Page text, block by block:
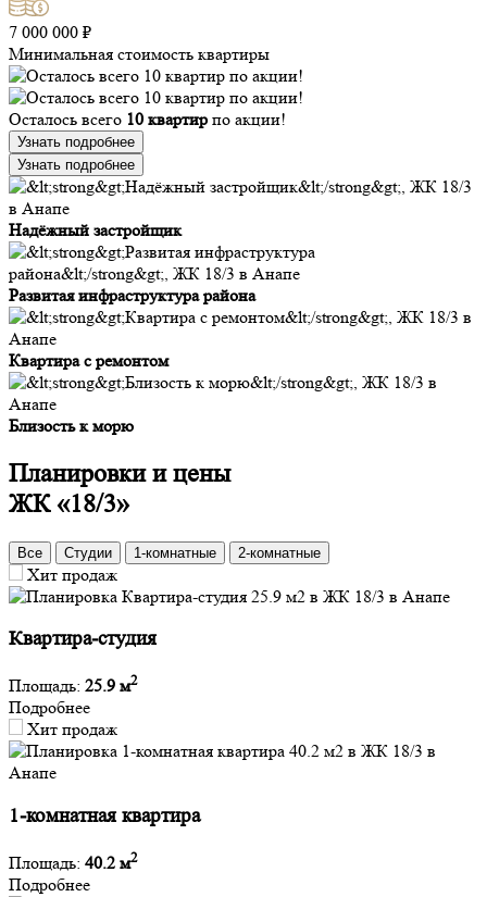
7 000 000 ₽
Минимальная стоимость квартиры
Осталось всего 10 квартир по акции!
Узнать подробнее
Узнать подробнее
Надёжный застройщик
Развитая инфраструктура района
Квартира с ремонтом
Близость к морю
Планировки и цены
ЖК «18/3»
Все Студии 1-комнатные 2-комнатные
Хит продаж
Квартира-студия
Площадь: 25.9 м2
Подробнее
Хит продаж
1-комнатная квартира
Площадь: 40.2 м2
Подробнее